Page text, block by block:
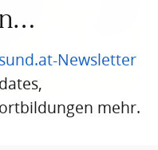
Newsletter
mehr.